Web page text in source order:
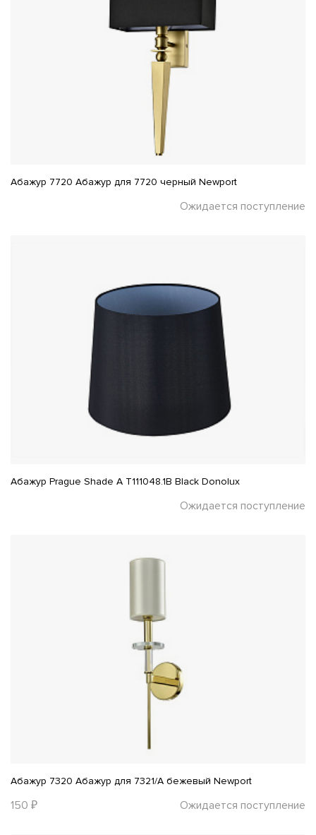
Абажур 7720 Абажур для 7720 черный Newport
Ожидается поступление
Абажур Prague Shade A T111048.1B Black Donolux
Ожидается поступление
Абажур 7320 Абажур для 7321/A бежевый Newport
150 ₽ Ожидается поступление